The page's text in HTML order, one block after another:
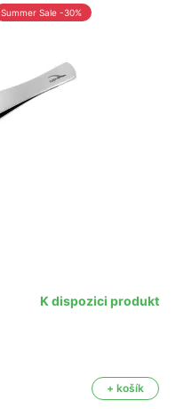
Summer Sale -30%
K dispozici produkt
+ košík